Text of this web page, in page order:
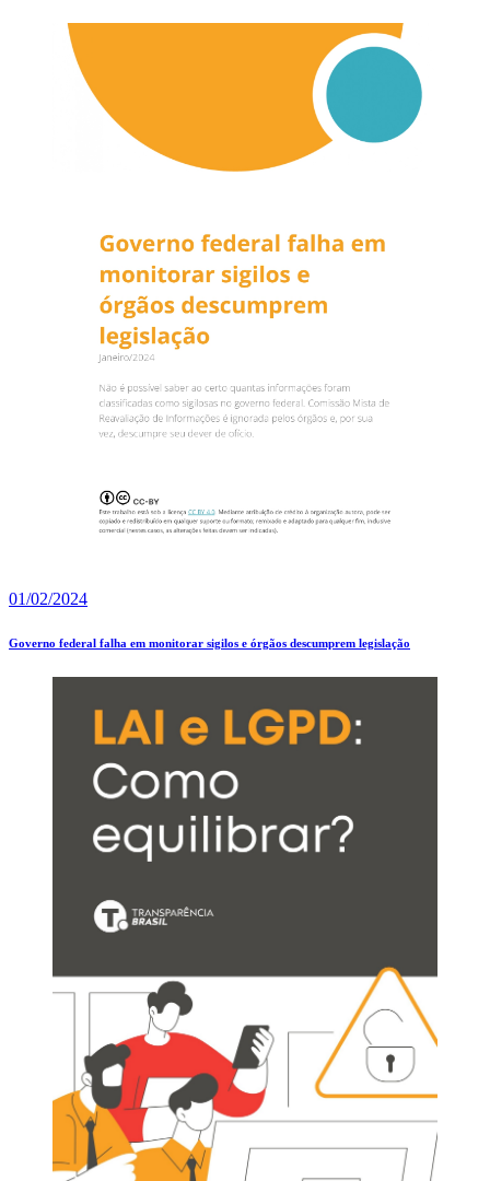
01/02/2024
Governo federal falha em monitorar sigilos e órgãos descumprem legislação